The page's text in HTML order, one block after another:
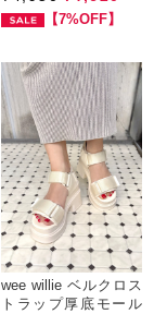
【7%OFF】
wee willie ベルクロス
トラップ厚底モール